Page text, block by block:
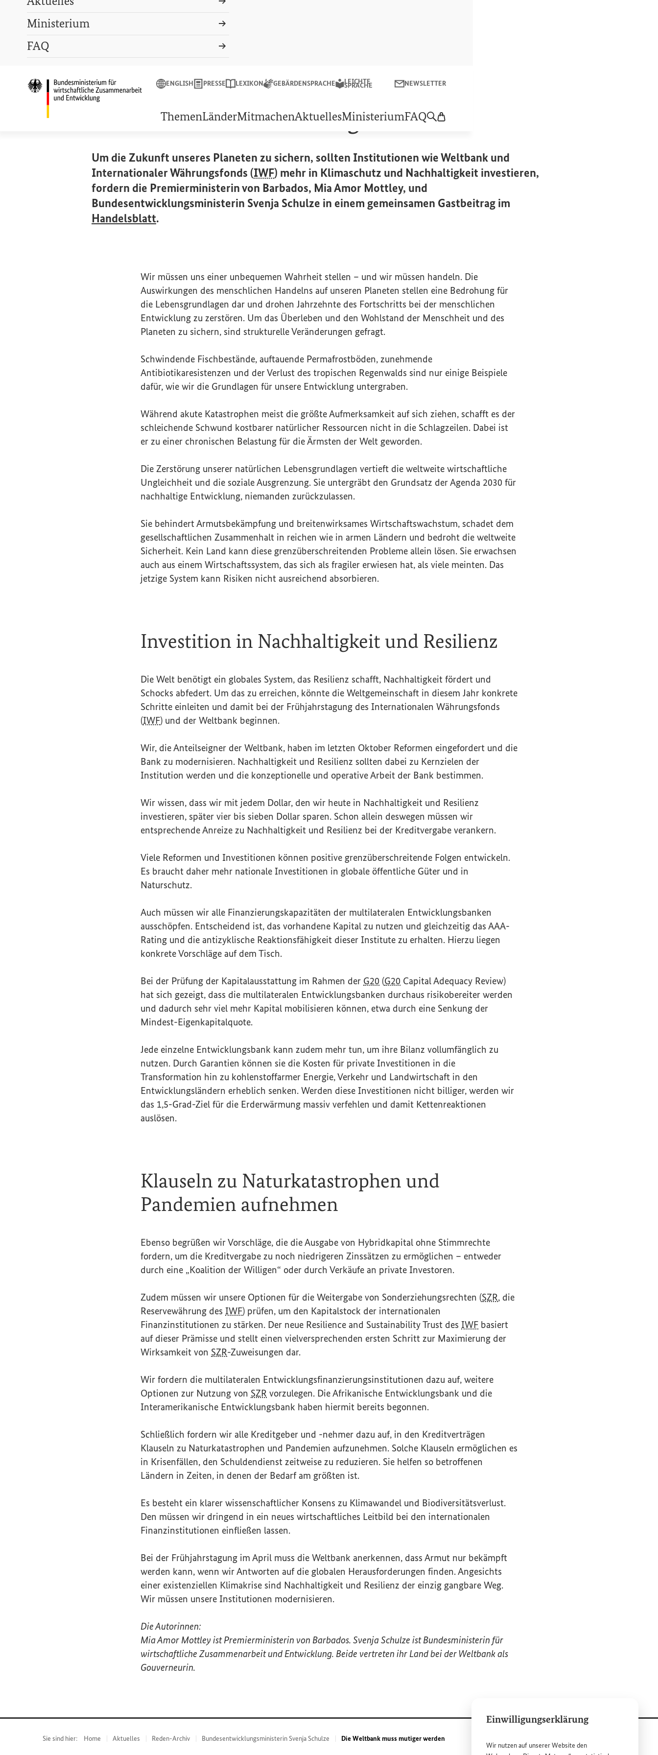
Einwilligungserklärung
Wir nutzen auf unsererWebsite den
Startseite des Bundesministeriums für wirtschaftliche Zusammenarbeit und Entwicklung
ENGLISH PRESSE LEXIKON GEBÄRDENSPRACHE LEICHTE
SPRACHE NEWSLETTER
ThemenLänderMitmachenAktuellesMinisteriumFAQ Leerer Warenkorb
Suchen
Ministerium
FAQ
ENGLISH PRESSE LEXIKON GEBÄRDENSPRACHE LEICHTE SPRACHE NEWSLETTER
19. FEBRUAR 2023
Die Weltbank muss mutiger werden
Um die Zukunft unseres Planeten zu sichern, sollten Institutionen wie Weltbank und
Internationaler Währungsfonds (IWF) mehr in Klimaschutz und Nachhaltigkeit investieren,
fordern die Premierministerin von Barbados, Mia Amor Mottley, und
Bundesentwicklungsministerin Svenja Schulze in einem gemeinsamen Gastbeitrag im
Handelsblatt(Externer Link)
.
Wir müssen uns einer unbequemen Wahrheit stellen – und wir müssen handeln. Die
Auswirkungen des menschlichen Handelns auf unseren Planeten stellen eine Bedrohung für
die Lebensgrundlagen dar und drohen Jahrzehnte des Fortschritts bei der menschlichen
Entwicklung zu zerstören. Um das Überleben und den Wohlstand der Menschheit und des
Planeten zu sichern, sind strukturelle Veränderungen gefragt.
Schwindende Fischbestände, auftauende Permafrostböden, zunehmende
Antibiotikaresistenzen und der Verlust des tropischen Regenwalds sind nur einige Beispiele
dafür, wie wir die Grundlagen für unsere Entwicklung untergraben.
Während akute Katastrophen meist die größte Aufmerksamkeit auf sich ziehen, schafft es der
schleichende Schwund kostbarer natürlicher Ressourcen nicht in die Schlagzeilen. Dabei ist
er zu einer chronischen Belastung für die Ärmsten der Welt geworden.
Die Zerstörung unserer natürlichen Lebensgrundlagen vertieft die weltweite wirtschaftliche
Ungleichheit und die soziale Ausgrenzung. Sie untergräbt den Grundsatz der Agenda 2030 für
nachhaltige Entwicklung, niemanden zurückzulassen.
Sie behindert Armutsbekämpfung und breitenwirksames Wirtschaftswachstum, schadet dem
gesellschaftlichen Zusammenhalt in reichen wie in armen Ländern und bedroht die weltweite
Sicherheit. Kein Land kann diese grenzüberschreitenden Probleme allein lösen. Sie erwachsen
auch aus einem Wirtschaftssystem, das sich als fragiler erwiesen hat, als viele meinten. Das
jetzige System kann Risiken nicht ausreichend absorbieren.
Investition in Nachhaltigkeit und Resilienz
Die Welt benötigt ein globales System, das Resilienz schafft, Nachhaltigkeit fördert und
Schocks abfedert. Um das zu erreichen, könnte die Weltgemeinschaft in diesem Jahr konkrete
Schritte einleiten und damit bei der Frühjahrstagung des Internationalen Währungsfonds
(IWF) und der Weltbank beginnen.
Wir, die Anteilseigner der Weltbank, haben im letzten Oktober Reformen eingefordert und die
Bank zu modernisieren. Nachhaltigkeit und Resilienz sollten dabei zu Kernzielen der
Institution werden und die konzeptionelle und operative Arbeit der Bank bestimmen.
Wir wissen, dass wir mit jedem Dollar, den wir heute in Nachhaltigkeit und Resilienz
investieren, später vier bis sieben Dollar sparen. Schon allein deswegen müssen wir
entsprechende Anreize zu Nachhaltigkeit und Resilienz bei der Kreditvergabe verankern.
Viele Reformen und Investitionen können positive grenzüberschreitende Folgen entwickeln.
Es braucht daher mehr nationale Investitionen in globale öffentliche Güter und in
Naturschutz.
Auch müssen wir alle Finanzierungskapazitäten der multilateralen Entwicklungsbanken
ausschöpfen. Entscheidend ist, das vorhandene Kapital zu nutzen und gleichzeitig das AAA-
Rating und die antizyklische Reaktionsfähigkeit dieser Institute zu erhalten. Hierzu liegen
konkrete Vorschläge auf dem Tisch.
Bei der Prüfung der Kapitalausstattung im Rahmen der G20 (G20 Capital Adequacy Review)
hat sich gezeigt, dass die multilateralen Entwicklungsbanken durchaus risikobereiter werden
und dadurch sehr viel mehr Kapital mobilisieren können, etwa durch eine Senkung der
Mindest-Eigenkapitalquote.
Jede einzelne Entwicklungsbank kann zudem mehr tun, um ihre Bilanz vollumfänglich zu
nutzen. Durch Garantien können sie die Kosten für private Investitionen in die
Transformation hin zu kohlenstoffarmer Energie, Verkehr und Landwirtschaft in den
Entwicklungsländern erheblich senken. Werden diese Investitionen nicht billiger, werden wir
das 1,5-Grad-Ziel für die Erderwärmung massiv verfehlen und damit Kettenreaktionen
auslösen.
Klauseln zu Naturkatastrophen und
Pandemien aufnehmen
Ebenso begrüßen wir Vorschläge, die die Ausgabe von Hybridkapital ohne Stimmrechte
fordern, um die Kreditvergabe zu noch niedrigeren Zinssätzen zu ermöglichen – entweder
durch eine „Koalition der Willigen“ oder durch Verkäufe an private Investoren.
Zudem müssen wir unsere Optionen für die Weitergabe von Sonderziehungsrechten (SZR, die
Reservewährung des IWF) prüfen, um den Kapitalstock der internationalen
Finanzinstitutionen zu stärken. Der neue Resilience and Sustainability Trust des IWF basiert
auf dieser Prämisse und stellt einen vielversprechenden ersten Schritt zur Maximierung der
Wirksamkeit von SZR-Zuweisungen dar.
Wir fordern die multilateralen Entwicklungsfinanzierungsinstitutionen dazu auf, weitere
Optionen zur Nutzung von SZR vorzulegen. Die Afrikanische Entwicklungsbank und die
Interamerikanische Entwicklungsbank haben hiermit bereits begonnen.
Schließlich fordern wir alle Kreditgeber und -nehmer dazu auf, in den Kreditverträgen
Klauseln zu Naturkatastrophen und Pandemien aufzunehmen. Solche Klauseln ermöglichen es
in Krisenfällen, den Schuldendienst zeitweise zu reduzieren. Sie helfen so betroffenen
Ländern in Zeiten, in denen der Bedarf am größten ist.
Es besteht ein klarer wissenschaftlicher Konsens zu Klimawandel und Biodiversitätsverlust.
Den müssen wir dringend in ein neues wirtschaftliches Leitbild bei den internationalen
Finanzinstitutionen einfließen lassen.
Bei der Frühjahrstagung im April muss die Weltbank anerkennen, dass Armut nur bekämpft
werden kann, wenn wir Antworten auf die globalen Herausforderungen finden. Angesichts
einer existenziellen Klimakrise sind Nachhaltigkeit und Resilienz der einzig gangbare Weg.
Wir müssen unsere Institutionen modernisieren.
Die Autorinnen:
Mia Amor Mottley ist Premierministerin von Barbados. Svenja Schulze ist Bundesministerin für
wirtschaftliche Zusammenarbeit und Entwicklung. Beide vertreten ihr Land bei der Weltbank als
Gouverneurin.
Sie sind hier: Home Aktuelles Reden-Archiv Bundesentwicklungsministerin Svenja Schulze Die Weltbank muss mutiger werden